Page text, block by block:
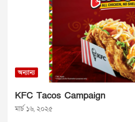
অন্যান্য
KFC Tacos Campaign
মার্চ ১৬, ২০২৫